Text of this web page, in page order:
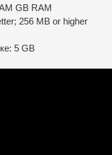
GB RAM
256 MB or higher
5 GB